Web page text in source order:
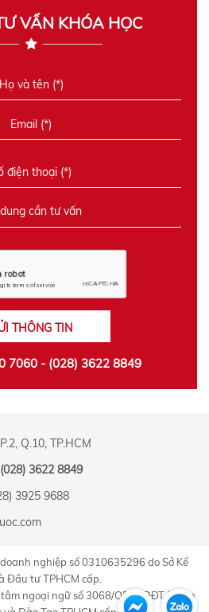
VẤN KHÓA HỌC
THÔNG TIN
7060 - (028) 3622 8849
Q.10, TP.HCM
3622 8849
3925 9688
nghiệp số 0310635296 do Sở Kế
Đầu tư TPHCM cấp.
ngoại ngữ số 3068/QĐ-GDĐT-TC do